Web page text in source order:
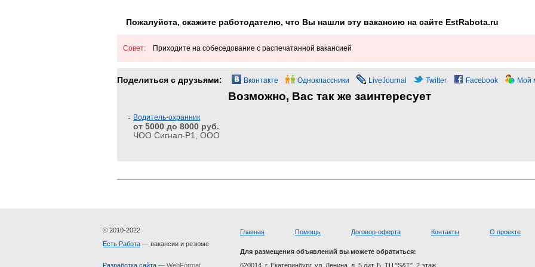
Пожалуйста, скажите работодателю, что Вы нашли эту вакансию на сайте EstRabota.ru
Совет: Приходите на собеседование с распечатанной вакансией
Поделиться c друзьями: Вконтакте Одноклассники LiveJournal Twitter Facebook Мой
Возможно, Вас так же заинтересует
Водитель-охранник
от 5000 до 8000 руб.
ЧОО Сигнал-Р1, ООО
© 2010-2022
Есть Работа — вакансии и резюме
Разработка сайта — WebFormat
Главная Помощь Договор-оферта Контакты О проекте
Для размещения объявлений вы можете обратиться:
620014, г. Екатеринбург, ул. Ленина, д. 5 лит. Б, ТЦ "S&T", 2 этаж.